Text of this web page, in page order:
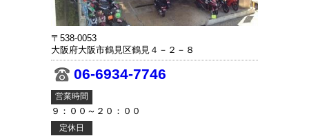
〒538-0053
大阪府大阪市鶴見区鶴見４－２－８
06-6934-7746
営業時間
９：００～２０：００
定休日